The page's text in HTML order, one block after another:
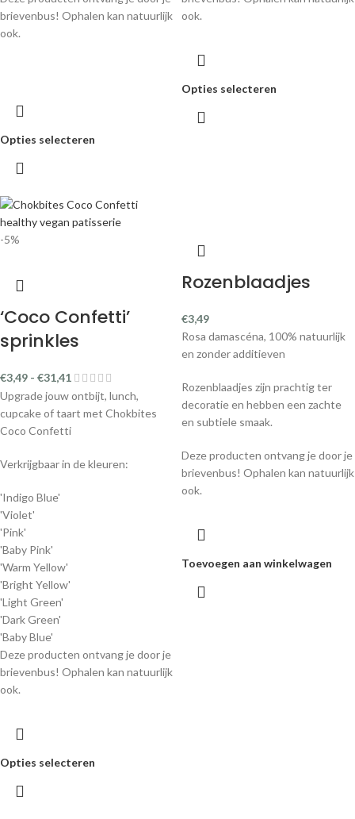
brievenbus! Ophalen kan natuurlijk
ook.
Opties selecteren
ook.
Opties selecteren
-5%
‘Coco Confetti’
sprinkles
€3,49 - €31,41
Upgrade jouw ontbijt, lunch,
cupcake of taart met Chokbites
Coco Confetti
Verkrijgbaar in de kleuren:
'Indigo Blue'
'Violet'
'Pink'
'Baby Pink'
'Warm Yellow'
'Bright Yellow'
'Light Green'
'Dark Green'
'Baby Blue'
Deze producten ontvang je door je
brievenbus! Ophalen kan natuurlijk
ook.
Opties selecteren
Rozenblaadjes
€3,49
Rosa damascéna, 100% natuurlijk
en zonder additieven
Rozenblaadjes zijn prachtig ter
decoratie en hebben een zachte
en subtiele smaak.
Deze producten ontvang je door je
brievenbus! Ophalen kan natuurlijk
ook.
Toevoegen aan winkelwagen